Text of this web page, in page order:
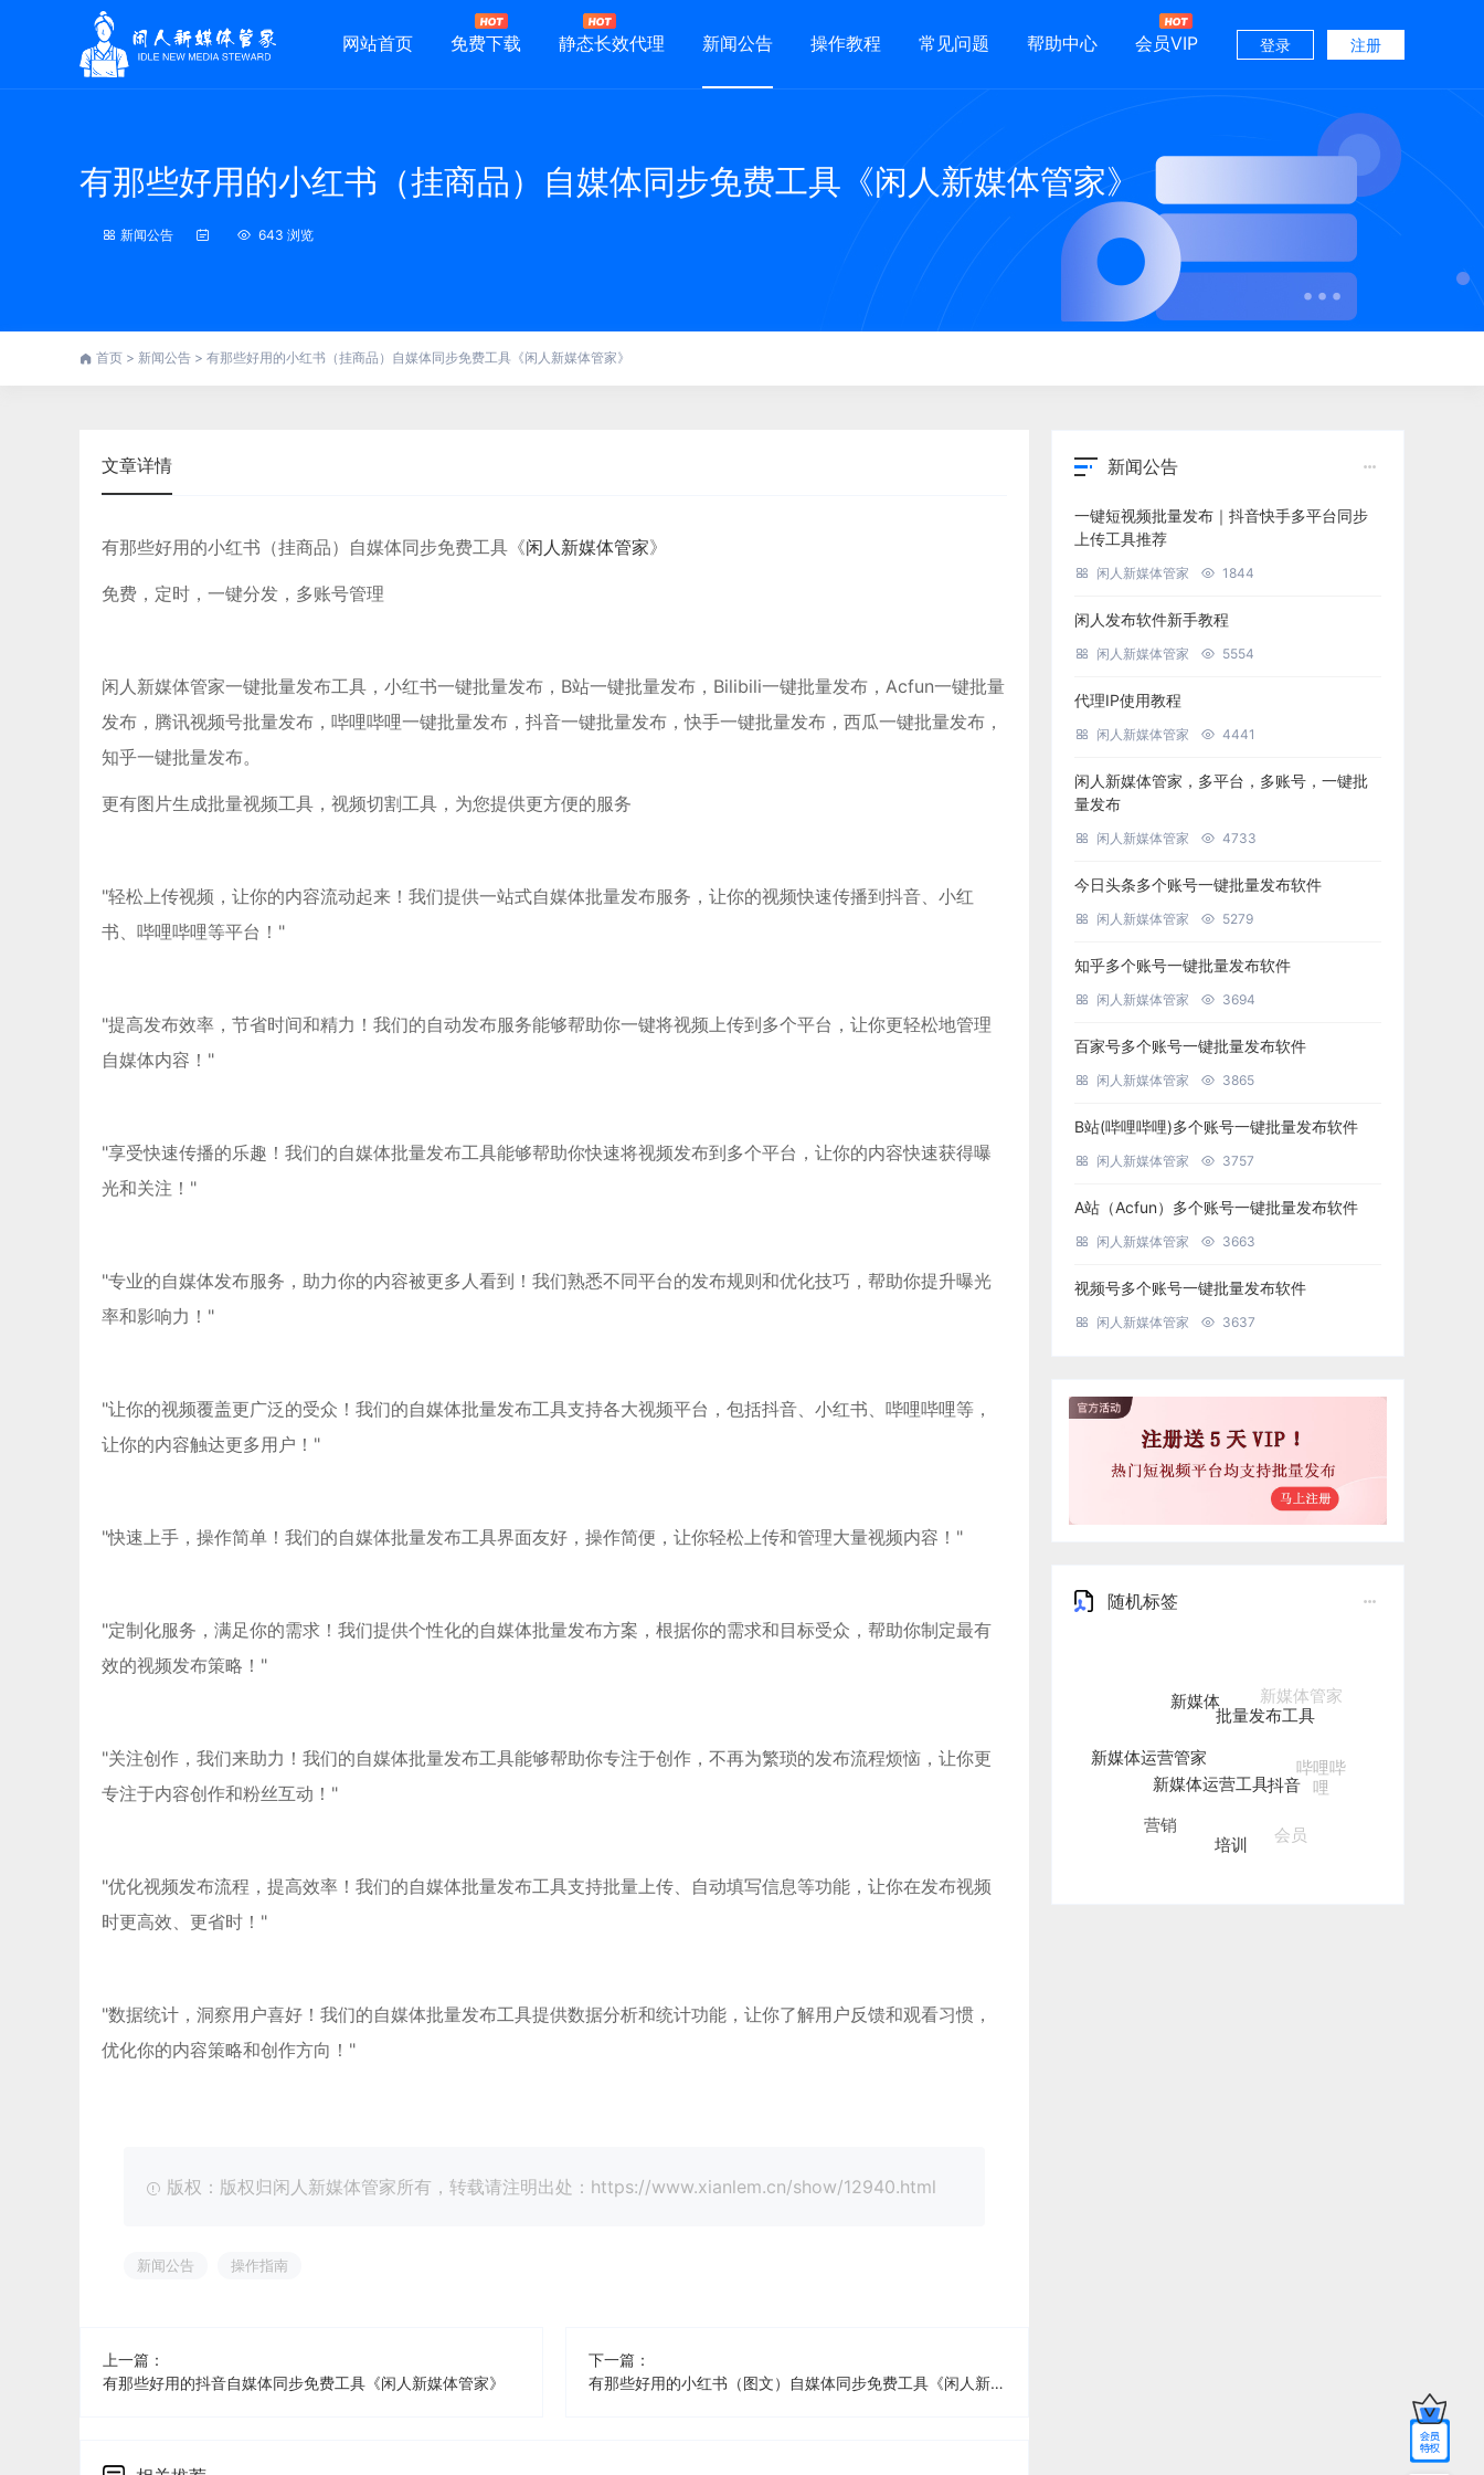
网站首页 免费下载 静态长效代理 新闻公告 操作教程 常见问题 帮助中心 会员VIP 登录 注册
有那些好用的小红书（挂商品）自媒体同步免费工具《闲人新媒体管家》
新闻公告 643 浏览
首页 > 新闻公告 > 有那些好用的小红书（挂商品）自媒体同步免费工具《闲人新媒体管家》
文章详情
有那些好用的小红书（挂商品）自媒体同步免费工具《闲人新媒体管家》
免费，定时，一键分发，多账号管理
闲人新媒体管家一键批量发布工具，小红书一键批量发布，B站一键批量发布，Bilibili一键批量发布，Acfun一键批量
发布，腾讯视频号批量发布，哔哩哔哩一键批量发布，抖音一键批量发布，快手一键批量发布，西瓜一键批量发布，
知乎一键批量发布。
更有图片生成批量视频工具，视频切割工具，为您提供更方便的服务
"轻松上传视频，让你的内容流动起来！我们提供一站式自媒体批量发布服务，让你的视频快速传播到抖音、小红
书、哔哩哔哩等平台！"
"提高发布效率，节省时间和精力！我们的自动发布服务能够帮助你一键将视频上传到多个平台，让你更轻松地管理
自媒体内容！"
"享受快速传播的乐趣！我们的自媒体批量发布工具能够帮助你快速将视频发布到多个平台，让你的内容快速获得曝
光和关注！"
"专业的自媒体发布服务，助力你的内容被更多人看到！我们熟悉不同平台的发布规则和优化技巧，帮助你提升曝光
率和影响力！"
"让你的视频覆盖更广泛的受众！我们的自媒体批量发布工具支持各大视频平台，包括抖音、小红书、哔哩哔哩等，
让你的内容触达更多用户！"
"快速上手，操作简单！我们的自媒体批量发布工具界面友好，操作简便，让你轻松上传和管理大量视频内容！"
"定制化服务，满足你的需求！我们提供个性化的自媒体批量发布方案，根据你的需求和目标受众，帮助你制定最有
效的视频发布策略！"
"关注创作，我们来助力！我们的自媒体批量发布工具能够帮助你专注于创作，不再为繁琐的发布流程烦恼，让你更
专注于内容创作和粉丝互动！"
"优化视频发布流程，提高效率！我们的自媒体批量发布工具支持批量上传、自动填写信息等功能，让你在发布视频
时更高效、更省时！"
"数据统计，洞察用户喜好！我们的自媒体批量发布工具提供数据分析和统计功能，让你了解用户反馈和观看习惯，
优化你的内容策略和创作方向！"
版权：版权归闲人新媒体管家所有，转载请注明出处：https://www.xianlem.cn/show/12940.html
新闻公告 操作指南
上一篇：
有那些好用的抖音自媒体同步免费工具《闲人新媒体管家》
下一篇：
有那些好用的小红书（图文）自媒体同步免费工具《闲人新媒体管家》
新闻公告
一键短视频批量发布｜抖音快手多平台同步
上传工具推荐
闲人新媒体管家 1844
闲人发布软件新手教程
闲人新媒体管家 5554
代理IP使用教程
闲人新媒体管家 4441
闲人新媒体管家，多平台，多账号，一键批
量发布
闲人新媒体管家 4733
今日头条多个账号一键批量发布软件
闲人新媒体管家 5279
知乎多个账号一键批量发布软件
闲人新媒体管家 3694
百家号多个账号一键批量发布软件
闲人新媒体管家 3865
B站(哔哩哔哩)多个账号一键批量发布软件
闲人新媒体管家 3757
A站（Acfun）多个账号一键批量发布软件
闲人新媒体管家 3663
视频号多个账号一键批量发布软件
闲人新媒体管家 3637
随机标签
批量发布工具
新媒体运营工具 抖音哔哩哔
哩
营销
会员
新媒体一键发布